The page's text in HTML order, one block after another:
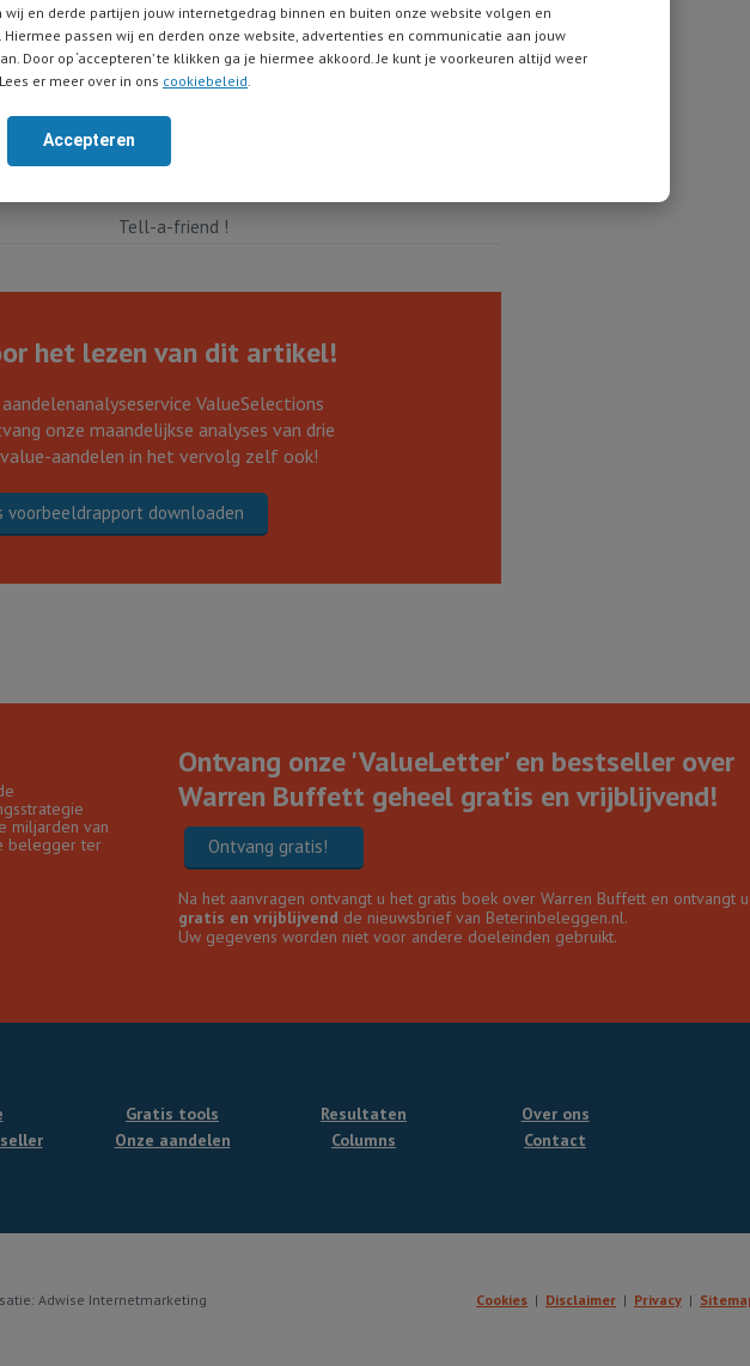
wij en derde partijen jouw internetgedrag binnen en buiten onze website volgen en
Hiermee passen wij en derden onze website, advertenties en communicatie aan jouw
Door op ‘accepteren’ te klikken ga je hiermee akkoord. Je kunt je voorkeuren altijd weer
er meer over in ons cookiebeleid
Accepteren
Warren Buffett's Berkshire Hathaway flink achter bij de
naar recordhoogtes werden gestuwd. Buffett werd in de
Niet veel later knapte de internetzeepbel en liet
we aandelen Berkshire Hathaway, Booking Holdings en Microsoft.
Tell-a-friend !
het lezen van dit artikel!
ValueSelections
onze maandelijkse analyses van drie
aandelen in het vervolg zelf ook!
voorbeeldrapport downloaden
miljarden van
belegger ter
Ontvang onze 'ValueLetter' en bestseller over
Warren Buffett geheel gratis en vrijblijvend!
Ontvang gratis!
Na het aanvragen ontvangt u het gratis boek over Warren Buffett en ontvangt u
gratis en vrijblijvend de nieuwsbrief van Beterinbeleggen.nl.
Uw gegevens worden niet voor andere doeleinden gebruikt.
Gratis tools
Onze aandelen
Resultaten
Columns
Over ons
Contact
Adwise Internetmarketing Cookies Disclaimer Privacy